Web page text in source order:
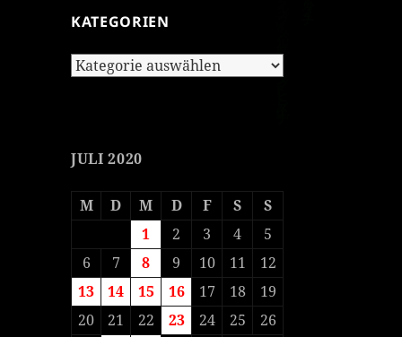
KATEGORIEN
Kategorien
JULI 2020
M D M D F S
S
1
2 3 4
5
6
7 8 9 10 11
12
13
14 15 16 17 18
19
20
21 22 23 24 25
26